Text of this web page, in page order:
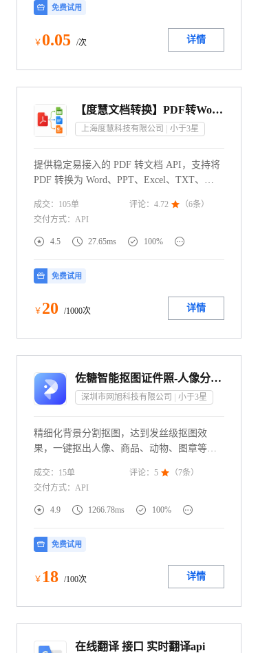
免费试用
￥ 0.05 /次 详情
【度慧文档转换】PDF转Word/PPT/Excel/TXT/OFD/Markdown-支持扫描版OCR
上海度慧科技有限公司 小于3星
提供稳定易接入的 PDF 转文档 API，支持将
PDF 转换为 Word、PPT、Excel、TXT、
顾版式还原、扫描件 OCR 识别与可编辑输
出，支持同步/异步调用、结果轮询与回调通
知，适合集成到 OA、ERP、档案管理、合同
企业高效完成文档结构化、编辑化与自动化
处理。
成交： 105单 评论： 4.72  （6条）
交付方式： API
 4.5  27.65ms  100% 
免费试用
￥ 20 /1000次 详情
佐糖智能抠图证件照-人像分割|物品抠图|背景分离接口
深圳市网旭科技有限公司 小于3星
精细化背景分割抠图，达到发丝级抠图效
果，一键抠出人像、商品、动物、图章等，
成交： 15单 评论： 5  （7条）
交付方式： API
 4.9  1266.78ms  100% 
免费试用
￥ 18 /100次 详情
在线翻译 接口 实时翻译api